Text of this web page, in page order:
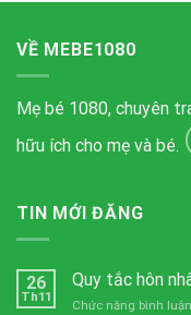
VỀ MEBE1080
Mẹ bé 1080, chuyên
hữu ích cho mẹ và bé.
TIN MỚI ĐĂNG
26
Th11
Quy tắc hôn
Chức năng bình